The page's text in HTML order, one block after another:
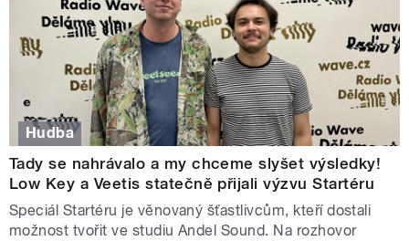
Hudba
Tady se nahrávalo a my chceme slyšet výsledky!
Low Key a Veetis statečně přijali výzvu Startéru
Speciál Startéru je věnovaný šťastlivcům, kteří dostali
možnost tvořit ve studiu Andel Sound. Na rozhovor